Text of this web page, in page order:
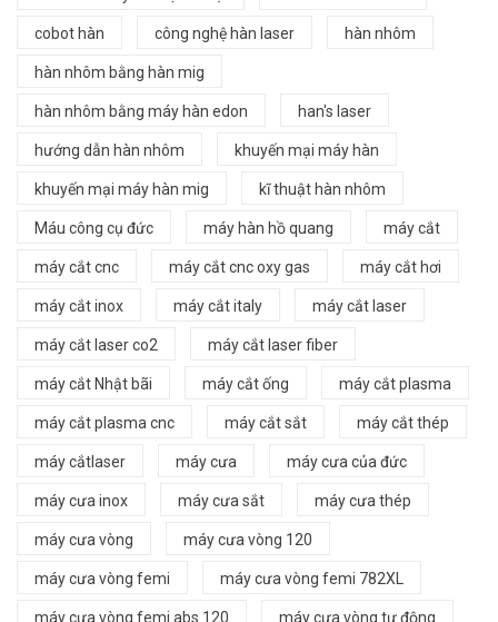
cobot hàn công nghệ hàn laser hàn nhôm
hàn nhôm bằng hàn mig
hàn nhôm bằng máy hàn edon han's laser
hướng dẫn hàn nhôm khuyến mại máy hàn
khuyến mại máy hàn mig kĩ thuật hàn nhôm
Máu công cụ đức máy hàn hồ quang máy cắt
máy cắt cnc máy cắt cnc oxy gas máy cắt hơi
máy cắt inox máy cắt italy máy cắt laser
máy cắt laser co2 máy cắt laser fiber
máy cắt Nhật bãi máy cắt ống máy cắt plasma
máy cắt plasma cnc máy cắt sắt máy cắt thép
máy cắtlaser máy cưa máy cưa của đức
máy cưa inox máy cưa sắt máy cưa thép
máy cưa vòng máy cưa vòng 120
máy cưa vòng femi máy cưa vòng femi 782XL
máy cưa vòng femi abs 120 máy cưa vòng tự động